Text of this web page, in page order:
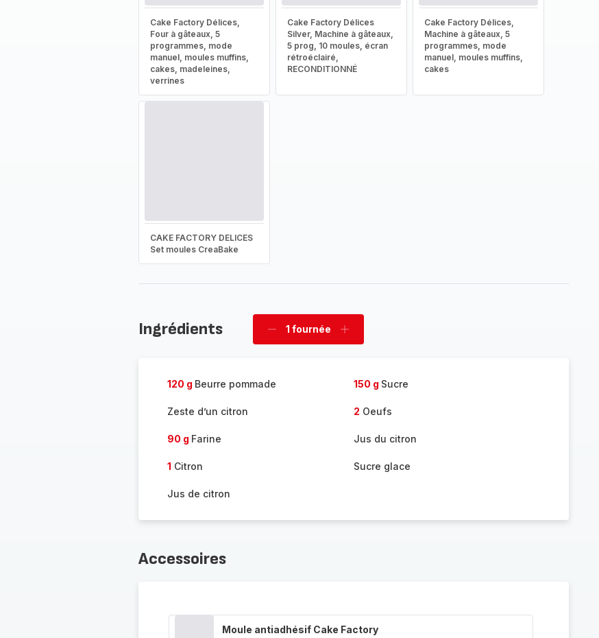
Cake Factory Délices,
Four à gâteaux, 5
programmes, mode
manuel, moules muffins,
cakes, madeleines,
verrines
Cake Factory Délices
Silver, Machine à gâteaux,
5 prog, 10 moules, écran
rétroéclairé,
RECONDITIONNÉ
Cake Factory Délices,
Machine à gâteaux, 5
programmes, mode
manuel, moules muffins,
cakes
CAKE FACTORY DELICES
Set moules CreaBake
Ingrédients
Supprimer
1 fournée
Ajouter
120 g Beurre pommade 150 g Sucre
Zeste d’un citron 2 Oeufs
90 g Farine Jus du citron
1 Citron Sucre glace
Jus de citron
Accessoires
Moule antiadhésif Cake Factory